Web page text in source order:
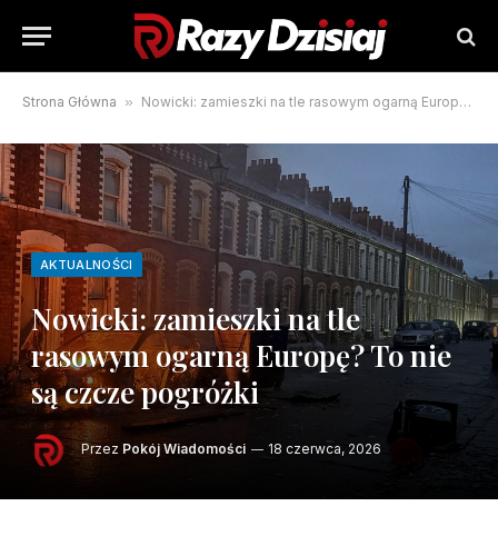
Strona Główna » Nowicki: zamieszki na tle rasowym ogarną Europę? To nie są czcze pogróżki
AKTUALNOŚCI
Nowicki: zamieszki na tle
rasowym ogarną Europę? To nie
są czcze pogróżki
Przez Pokój Wiadomości 18 czerwca, 2026